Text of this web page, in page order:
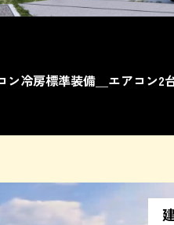
冷房標準装備＿エアコン2